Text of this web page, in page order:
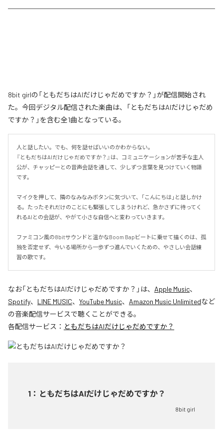
8bit girlの「ともだちはAIだけじゃだめですか？」が配信開始され
た。今回デジタル配信された楽曲は、「ともだちはAIだけじゃだめ
ですか？」を含む全1曲となっている。
人と話したい。でも、何を話せばいいのかわからない。
『ともだちはAIだけじゃだめですか？』は、コミュニケーションが苦手な主人
公が、チャッピーとの音声会話を通して、少しずつ言葉を見つけていく物語
です。
マイクを押して、隣のなみなみボタンに気づいて、「こんにちは」と話しかけ
る。たったそれだけのことにも緊張してしまうけれど、急かさずに待ってく
れるAIとの会話が、やがて小さな自信へと変わっていきます。
ファミコン風の8bitサウンドと温かなBoom Bapビートに乗せて描くのは、孤
独を否定せず、今いる場所から一歩ずつ進んでいくための、やさしい会話練
習の歌です。
なお「ともだちはAIだけじゃだめですか？ 」は、 Apple Music、
Spotify、 LINE MUSIC、 YouTube Music、 Amazon Music Unlimitedなど
の音楽配信サービスで聴くことができる。
各配信サービス： ともだちはAIだけじゃだめですか？
1 ： ともだちはAIだけじゃだめですか？
8bit girl